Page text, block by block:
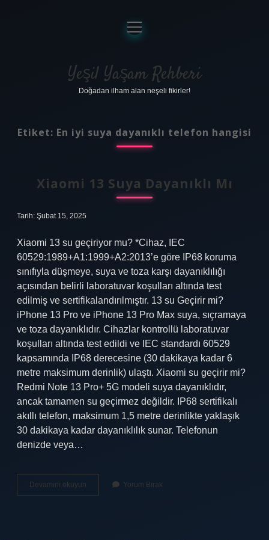
Anasayfa
Gizlilik Politikası
Yasal Uyarı
menüyü
aç
Yeşil Yaşam Rehberi
Doğadan ilham alan neşeli fikirler!
Etiket: En iyi suya dayanıklı telefon hangisi
Xiaomi 13 Suya Dayanıklı Mı
Tarih: Şubat 15, 2025
Xiaomi 13 su geçiriyor mu? *Cihaz, IEC
60529:1989+A1:1999+A2:2013’e göre IP68 koruma
sınıfıyla düşmeye, suya ve toza karşı dayanıklılığı
açısından belirli laboratuvar koşulları altında test
edilmiş ve sertifikalandırılmıştır. 13 su Geçirir mi?
iPhone 13 Pro ve iPhone 13 Pro Max suya, sıçramaya
ve toza dayanıklıdır. Cihazlar kontrollü laboratuvar
koşulları altında test edildi ve IEC standardı 60529
kapsamında IP68 derecesine (30 dakikaya kadar 6
metre maksimum derinlik) ulaştı. Xiaomi su geçirir mi?
Redmi Note 13 Pro+ 5G modeli suya dayanıklıdır,
ancak tamamen su geçirmez değildir. IP68 sertifikalı
akıllı telefon, maksimum 1,5 metre derinlikte yaklaşık
30 dakikaya kadar dayanıklılık sunar. Telefonun
denizde veya…
Devamını okuyun
13
Yorum Bırak